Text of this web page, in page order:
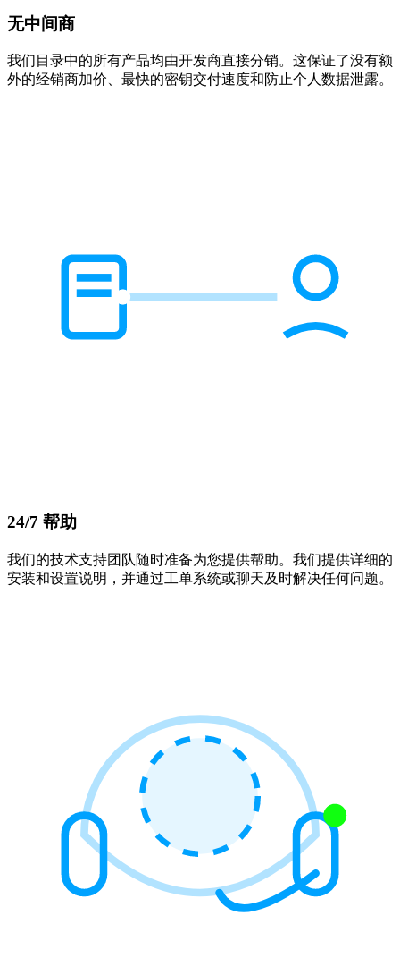
无中间商
我们目录中的所有产品均由开发商直接分销。这保证了没有额
外的经销商加价、最快的密钥交付速度和防止个人数据泄露。
24/7 帮助
我们的技术支持团队随时准备为您提供帮助。我们提供详细的
安装和设置说明，并通过工单系统或聊天及时解决任何问题。